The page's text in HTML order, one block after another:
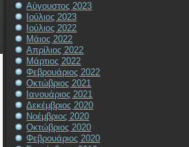
Αύγουστος 2023
Ιούλιος 2023
Ιούλιος 2022
Μάιος 2022
Απρίλιος 2022
Μάρτιος 2022
Φεβρουάριος 2022
Οκτώβριος 2021
Ιανουάριος 2021
Δεκέμβριος 2020
Νοέμβριος 2020
Οκτώβριος 2020
Φεβρουάριος 2020